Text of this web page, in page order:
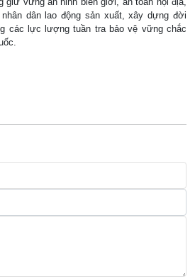
dân lao động sản xuất, xây dựng đời
các lực lượng tuần tra bảo vệ vững chắc